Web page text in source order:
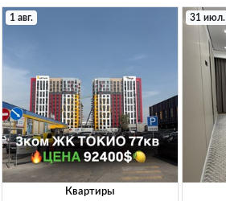
1 авг.
Квартиры
31 июл.